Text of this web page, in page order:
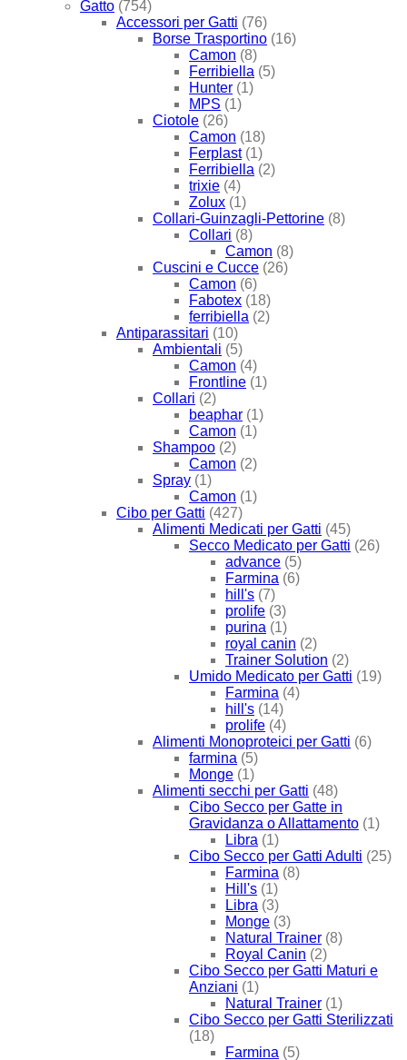
Gatto (754)
Accessori per Gatti (76)
Borse Trasportino (16)
Camon (8)
Ferribiella (5)
Hunter (1)
MPS (1)
Ciotole (26)
Camon (18)
Ferplast (1)
Ferribiella (2)
trixie (4)
Zolux (1)
Collari-Guinzagli-Pettorine (8)
Collari (8)
Camon (8)
Cuscini e Cucce (26)
Camon (6)
Fabotex (18)
ferribiella (2)
Antiparassitari (10)
Ambientali (5)
Camon (4)
Frontline (1)
Collari (2)
beaphar (1)
Camon (1)
Shampoo (2)
Camon (2)
Spray (1)
Camon (1)
Cibo per Gatti (427)
Alimenti Medicati per Gatti (45)
Secco Medicato per Gatti (26)
advance (5)
Farmina (6)
hill's (7)
prolife (3)
purina (1)
royal canin (2)
Trainer Solution (2)
Umido Medicato per Gatti (19)
Farmina (4)
hill's (14)
prolife (4)
Alimenti Monoproteici per Gatti (6)
farmina (5)
Monge (1)
Alimenti secchi per Gatti (48)
Cibo Secco per Gatte in
Gravidanza o Allattamento (1)
Libra (1)
Cibo Secco per Gatti Adulti (25)
Farmina (8)
Hill's (1)
Libra (3)
Monge (3)
Natural Trainer (8)
Royal Canin (2)
Cibo Secco per Gatti Maturi e
Anziani (1)
Natural Trainer (1)
Cibo Secco per Gatti Sterilizzati
(18)
Farmina (5)